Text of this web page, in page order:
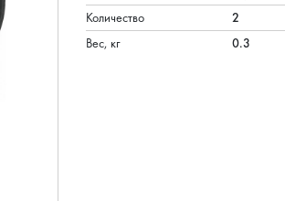
Количество
2
Вес, кг
0.3